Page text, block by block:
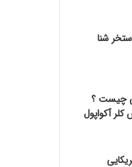
شنا
چیست ؟
آکواپول